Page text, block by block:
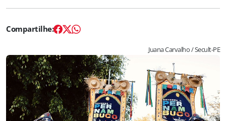
Juana Carvalho / Secult-PE